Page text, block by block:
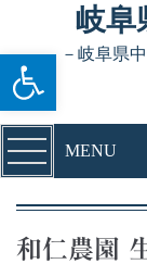
ツールバーを開く
Skip to content岐阜
－岐阜県
MENU
和仁農園